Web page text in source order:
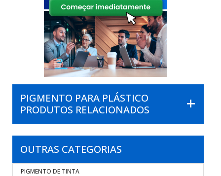
PIGMENTO PARA PLÁSTICO
PRODUTOS RELACIONADOS
OUTRAS CATEGORIAS
PIGMENTO DE TINTA